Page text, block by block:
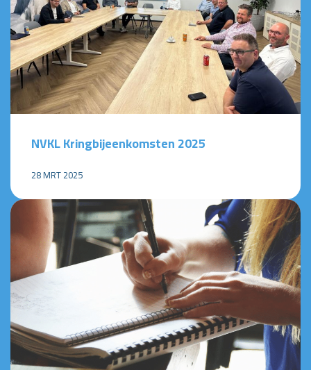
NVKL Kringbijeenkomsten 2025
28 MRT 2025